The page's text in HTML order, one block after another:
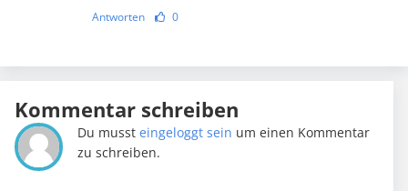
Antworten 0
Kommentar schreiben
Du mussteingeloggt sein um einen Kommentar
zu schreiben.